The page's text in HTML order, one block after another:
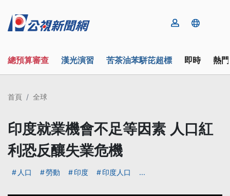
總預算審查 漢光演習 苦茶油苯駢芘超標 即時 熱
首頁 全球
印度就業機會不足等因素 人口紅
利恐反釀失業危機
人口 勞動 印度 印度人口 ...